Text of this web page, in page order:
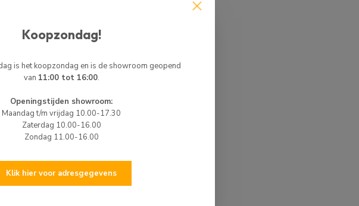
Koopzondag!
is het koopzondag en is de showroom geopend
van 11:00 tot 16:00.
Openingstijden showroom:
Maandag t/m vrijdag 10.00-17.30
Zaterdag 10.00-16.00
Zondag 11.00-16.00
Klik hier voor adresgegevens